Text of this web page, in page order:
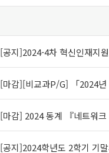
[공지]2024-4차 혁신인재지
[마감][비교과P/G] 「2024
[마감] 2024 동계 『네트워
[공지]2024학년도 2학기 기